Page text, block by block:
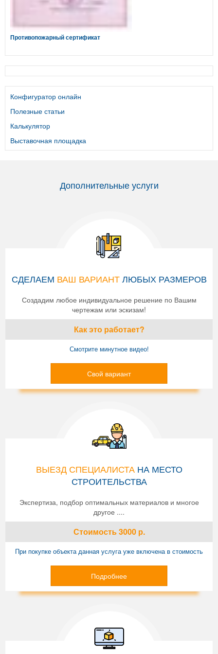
Противопожарный сертификат
Конфигуратор онлайн
Полезные статьи
Калькулятор
Выставочная площадка
Дополнительные услуги
СДЕЛАЕМ ВАШ ВАРИАНТЛЮБЫХ РАЗМЕРОВ
Создадим любое индивидуальное решение по Вашим
чертежам или эскизам!
Как это работает?
Смотрите минутное видео!
Свой вариант
ВЫЕЗД СПЕЦИАЛИСТАНА МЕСТО
СТРОИТЕЛЬСТВА
Экспертиза, подбор оптимальных материалов и многое
другое ....
Стоимость3000р.
При покупке объекта данная услуга уже включена в стоимость
Подробнее